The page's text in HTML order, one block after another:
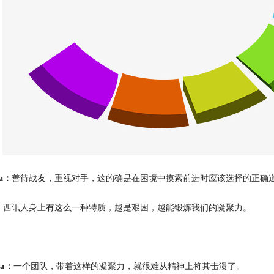
善待战友，重视对手，这的确是在困境中摸索前进时应该选择的正确
西讯人身上有这么一种特质，越是艰困，越能锻炼我们的凝聚力。
：一个团队，带着这样的凝聚力，就很难从精神上将其击溃了。